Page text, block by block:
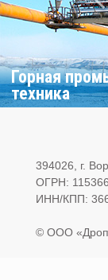
Горная
техника
394026, г.
ОГРН:
ИНН/КПП:
© OOO